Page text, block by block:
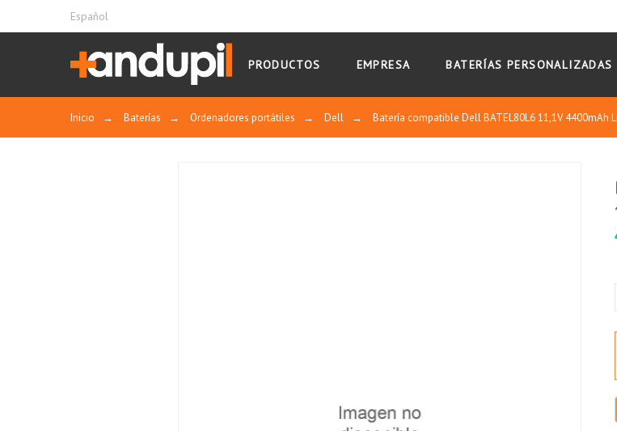
Español
PRODUCTOS EMPRESA BATERÍAS PERSONALIZADAS
Inicio → Baterías → Ordenadores portátiles → Dell → Batería compatible Dell BATEL80L6 11,1V 4400mAh